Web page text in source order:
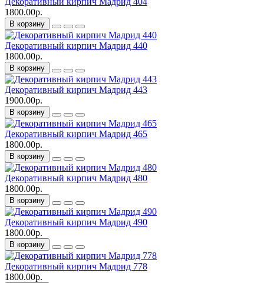
1800.00р.
В корзину
Декоративный кирпич Мадрид 440
1800.00р.
В корзину
Декоративный кирпич Мадрид 443
1900.00р.
В корзину
Декоративный кирпич Мадрид 465
1800.00р.
В корзину
Декоративный кирпич Мадрид 480
1800.00р.
В корзину
Декоративный кирпич Мадрид 490
1800.00р.
В корзину
Декоративный кирпич Мадрид 778
1800.00р.